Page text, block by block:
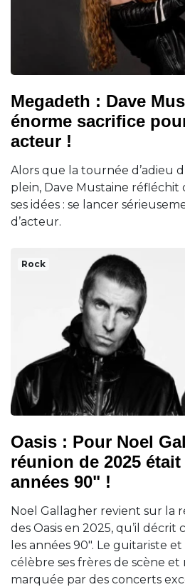
Megadeth : Dave
énorme sacrifice
acteur !
Alors que la tournée d’adieu
plein, Dave Mustaine réfléchit
ses idées : se lancer
d’acteur.
Rock
Oasis : Pour Noel
réunion de 2025
années 90" !
Noel Gallagher revient sur la
des Oasis en 2025, qu’il
les années 90". Le guitariste
célèbre ses frères de scène
marquée par des concerts